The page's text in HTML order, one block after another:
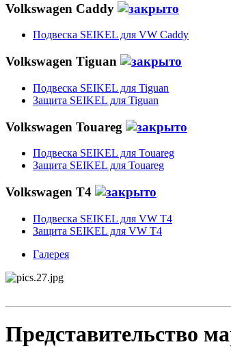
Volkswagen Caddy
Подвеска SEIKEL для VW Caddy
Volkswagen Tiguan
Подвеска SEIKEL для Tiguan
Защита SEIKEL для Tiguan
Volkswagen Touareg
Подвеска SEIKEL для Touareg
Защита SEIKEL для Touareg
Volkswagen T4
Подвеска SEIKEL для VW T4
Защита SEIKEL для VW T4
Галерея
Представительство